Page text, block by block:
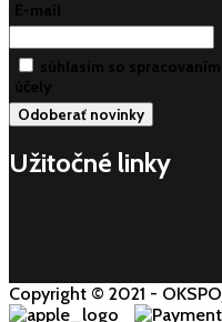
E-mail
súhlasim so
účely
Užitočné linky
Copyright © 2021 -